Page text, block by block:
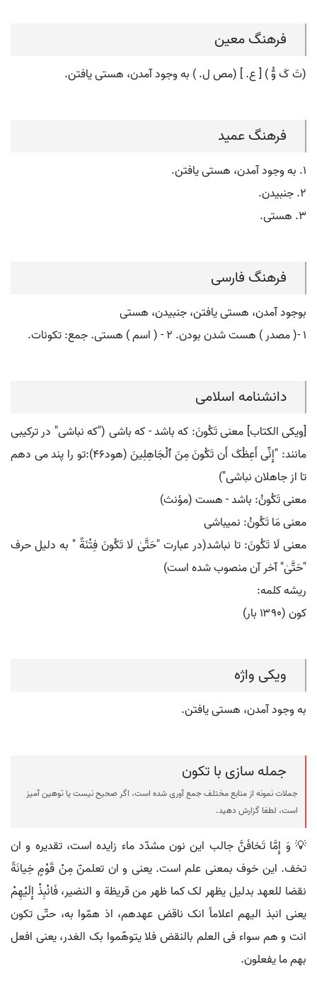
فرهنگ معین
(تَ کَ وُّ ) [ ع. ] (مص ل. ) به وجود آمدن، هستی یافتن.
فرهنگ عمید
۱. به وجود آمدن، هستی یافتن.
۲. جنبیدن.
۳. هستی.
فرهنگ فارسی
بوجود آمدن، هستی یافتن، جنبیدن، هستی
۱ -( مصدر ) هست شدن بودن. ۲ - ( اسم ) هستی. جمع: تکونات.
دانشنامه اسلامی
[ویکی الکتاب] معنی تَکُونَ: که باشد - که باشی ("که نباشی" در ترکیبی
مانند: "إِنِّی أَعِظُکَ أَن تَکُونَ مِنَ ﭐلْجَاهِلِینَ (هود46):تو را پند می دهم
تا از جاهلان نباشی")
معنی تَکُونُ: باشد - هست (مؤنث)
معنی مَا تَکُونُ: نمیباشی
معنی لَا تَکُونَ: تا نباشد(در عبارت "حَتَّیٰ لَا تَکُونَ فِتْنَةٌ " به دلیل حرف
"حَتَّیٰ" آخر آن منصوب شده است)
ریشه کلمه:
کون (۱۳۹۰ بار)
ویکی واژه
به وجود آمدن، هستی یافتن.
جمله سازی با تکون
جملات نمونه از منابع مختلف جمع آوری شده است، اگر صحیح نیست یا توهین آمیز
است، لطفا گزارش دهید.
💡 وَ إِمَّا تَخافَنَّ جالب این نون مشدّد ماء زایده است، تقدیره و ان
تخف. این خوف بمعنی علم است. یعنی و ان تعلمنّ مِنْ قَوْمٍ خِیانَةً
نقضا للعهد بدلیل یظهر لک کما ظهر من قریظة و النضیر، فَانْبِذْ إِلَیْهِمْ
یعنی انبذ الیهم اعلاماً انک ناقض عهدهم، اذ همّوا به، حتّی تکون
انت و هم سواء فی العلم بالنقض فلا یتوهّموا بک الغدر، یعنی افعل
بهم ما یفعلون.